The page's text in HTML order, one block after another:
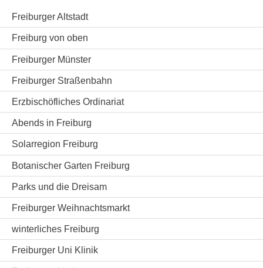
Freiburger Altstadt
Freiburg von oben
Freiburger Münster
Freiburger Straßenbahn
Erzbischöfliches Ordinariat
Abends in Freiburg
Solarregion Freiburg
Botanischer Garten Freiburg
Parks und die Dreisam
Freiburger Weihnachtsmarkt
winterliches Freiburg
Freiburger Uni Klinik